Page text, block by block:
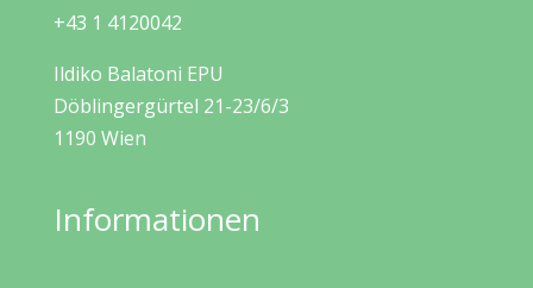
+43 1 4120042
Ildiko Balatoni EPU
Döblingergürtel 21-23/6/3
1190 Wien
Informationen